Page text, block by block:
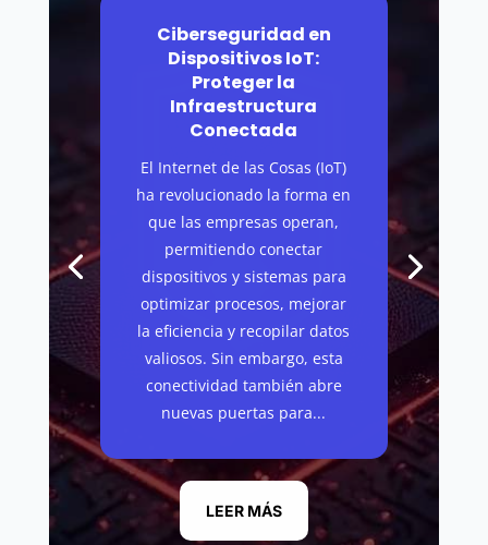
Ciberseguridad en
Dispositivos IoT:
Proteger la
Infraestructura
Conectada
El Internet de las Cosas (IoT)
ha revolucionado la forma en
que las empresas operan,
permitiendo conectar
dispositivos y sistemas para
optimizar procesos, mejorar
la eficiencia y recopilar datos
valiosos. Sin embargo, esta
conectividad también abre
nuevas puertas para...
LEER MÁS